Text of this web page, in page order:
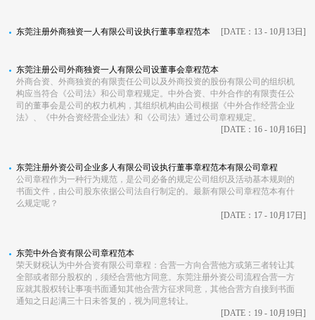
东莞注册外商独资一人有限公司设执行董事章程范本 [DATE：13 - 10月13日]
东莞注册公司外商独资一人有限公司设董事会章程范本
外商合资、外商独资的有限责任公司以及外商投资的股份有限公司的组织机
构应当符合《公司法》和公司章程规定。中外合资、中外合作的有限责任公
司的董事会是公司的权力机构，其组织机构由公司根据《中外合作经营企业
法》、《中外合资经营企业法》和《公司法》通过公司章程规定。
[DATE：16 - 10月16日]
东莞注册外资公司企业多人有限公司设执行董事章程范本有限公司章程
公司章程作为一种行为规范，是公司必备的规定公司组织及活动基本规则的
书面文件，由公司股东依据公司法自行制定的。最新有限公司章程范本有什
么规定呢？
[DATE：17 - 10月17日]
东莞中外合资有限公司章程范本
荣天财税认为中外合资有限公司章程：合营一方向合营他方或第三者转让其
全部或者部分股权的，须经合营他方同意。东莞注册外资公司流程合营一方
应就其股权转让事项书面通知其他合营方征求同意，其他合营方自接到书面
通知之日起满三十日未答复的，视为同意转让。
[DATE：19 - 10月19日]